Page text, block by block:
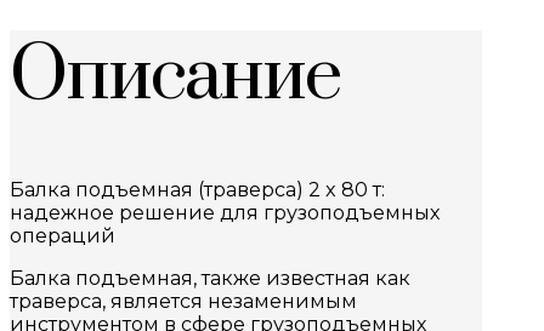
Описание
Балка подъемная (траверса) 2 x 80 т:
надежное решение для грузоподъемных
операций
Балка подъемная, также известная как
траверса, является незаменимым
инструментом в сфере грузоподъемных